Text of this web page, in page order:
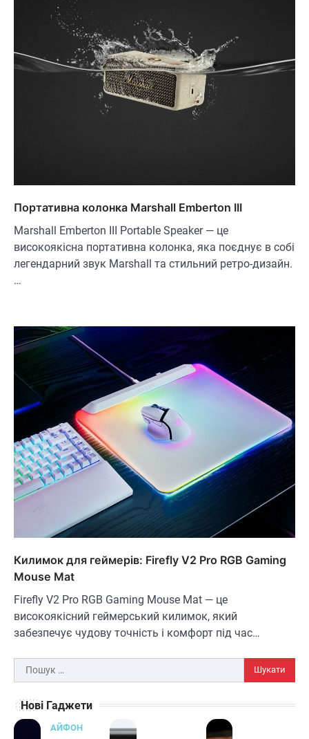
Портативна колонка Marshall Emberton III
Marshall Emberton III Portable Speaker — це
високоякісна портативна колонка, яка поєднує в собі
легендарний звук Marshall та стильний ретро-дизайн.
…
Килимок для геймерів: Firefly V2 Pro RGB Gaming
Mouse Mat
Firefly V2 Pro RGB Gaming Mouse Mat — це
високоякісний геймерський килимок, який
забезпечує чудову точність і комфорт під час…
Пошук:
Нові Гаджети
АЙФОН
3
ОСВІТЛЕННЯ РОЗУМНИЙ ДІМ
Розумні сонячні прожектори AiDot
Linkind
В'ячеслав 2024-09-05
освітлення вашого подвір'я, саду або…
ЗАРЯДНІ ПРИСТРОЇ ТУРИЗМ
Joyroom JR-TCW02 на 65 Вт
Joyroom JR-TCW02 — це універсальний
дорожній адаптер потужністю 65 Вт,
розроблений для заряджання ваших